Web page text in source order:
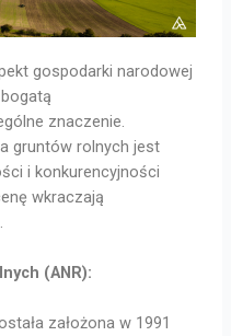
gospodarki narodowej
znaczenie.
gruntów rolnych jest
i konkurencyjności
wkraczają
(ANR):
założona w 1991